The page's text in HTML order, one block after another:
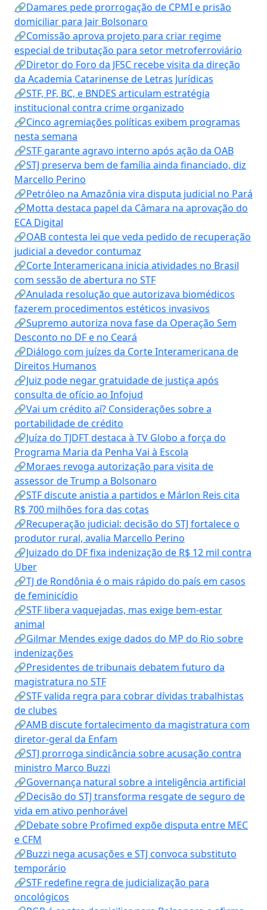
🔗Damares pede prorrogação de CPMI e prisão
domiciliar para Jair Bolsonaro
🔗Comissão aprova projeto para criar regime
especial de tributação para setor metroferroviário
🔗Diretor do Foro da JFSC recebe visita da direção
da Academia Catarinense de Letras Jurídicas
🔗STF, PF, BC, e BNDES articulam estratégia
institucional contra crime organizado
🔗Cinco agremiações políticas exibem programas
nesta semana
🔗STF garante agravo interno após ação da OAB
🔗STJ preserva bem de família ainda financiado, diz
Marcello Perino
🔗Petróleo na Amazônia vira disputa judicial no Pará
🔗Motta destaca papel da Câmara na aprovação do
ECA Digital
🔗OAB contesta lei que veda pedido de recuperação
judicial a devedor contumaz
🔗Corte Interamericana inicia atividades no Brasil
com sessão de abertura no STF
🔗Anulada resolução que autorizava biomédicos
fazerem procedimentos estéticos invasivos
🔗Supremo autoriza nova fase da Operação Sem
Desconto no DF e no Ceará
🔗Diálogo com juízes da Corte Interamericana de
Direitos Humanos
🔗Juiz pode negar gratuidade de justiça após
consulta de ofício ao Infojud
🔗Vai um crédito aí? Considerações sobre a
portabilidade de crédito
🔗Juíza do TJDFT destaca à TV Globo a força do
Programa Maria da Penha Vai à Escola
🔗Moraes revoga autorização para visita de
assessor de Trump a Bolsonaro
🔗STF discute anistia a partidos e Márlon Reis cita
R$ 700 milhões fora das cotas
🔗Recuperação judicial: decisão do STJ fortalece o
produtor rural, avalia Marcello Perino
🔗Juizado do DF fixa indenização de R$ 12 mil contra
Uber
🔗TJ de Rondônia é o mais rápido do país em casos
de feminicídio
🔗STF libera vaquejadas, mas exige bem-estar
animal
🔗Gilmar Mendes exige dados do MP do Rio sobre
indenizações
🔗Presidentes de tribunais debatem futuro da
magistratura no STF
🔗STF valida regra para cobrar dívidas trabalhistas
de clubes
🔗AMB discute fortalecimento da magistratura com
diretor-geral da Enfam
🔗STJ prorroga sindicância sobre acusação contra
ministro Marco Buzzi
🔗Governança natural sobre a inteligência artificial
🔗Decisão do STJ transforma resgate de seguro de
vida em ativo penhorável
🔗Debate sobre Profimed expõe disputa entre MEC
e CFM
🔗Buzzi nega acusações e STJ convoca substituto
temporário
🔗STF redefine regra de judicialização para
oncológicos